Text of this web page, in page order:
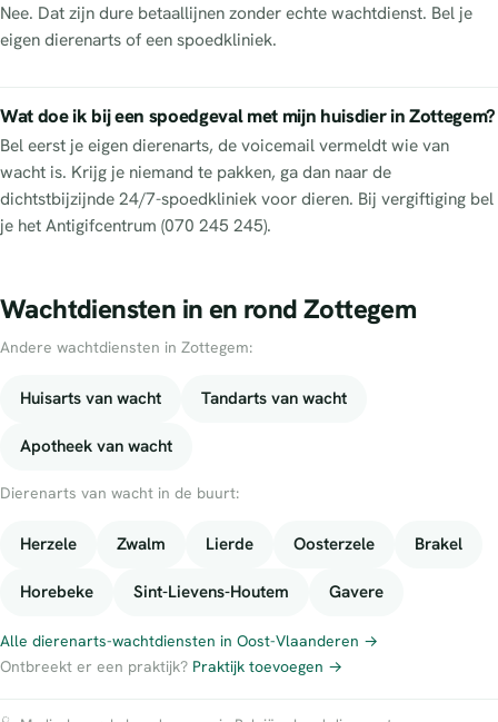
Nee. Dat zijn dure betaallijnen zonder echte wachtdienst. Bel je
eigen dierenarts of een spoedkliniek.
Wat doe ik bij een spoedgeval met mijn huisdier in Zottegem?
Bel eerst je eigen dierenarts, de voicemail vermeldt wie van
wacht is. Krijg je niemand te pakken, ga dan naar de
dichtstbijzijnde 24/7-spoedkliniek voor dieren. Bij vergiftiging bel
je het Antigifcentrum (070 245 245).
Wachtdiensten in en rond Zottegem
Andere wachtdiensten in Zottegem:
Huisarts van wacht Tandarts van wacht
Apotheek van wacht
Dierenarts van wacht in de buurt:
Herzele Zwalm Lierde Oosterzele Brakel
Horebeke Sint-Lievens-Houtem Gavere
Alle dierenarts-wachtdiensten in Oost-Vlaanderen →
Ontbreekt er een praktijk? Praktijk toevoegen →